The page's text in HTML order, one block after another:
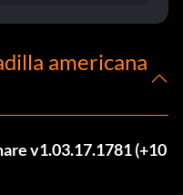
americana
v1.03.17.1781 (+10